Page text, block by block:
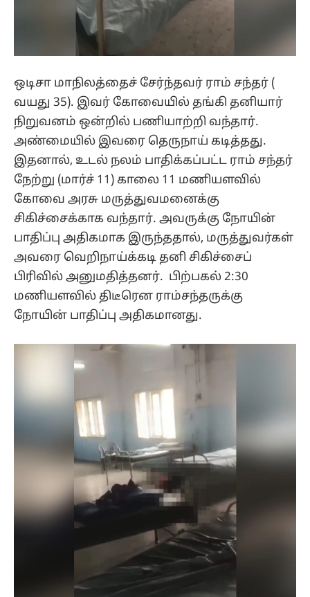
ஒடிசா மாநிலத்தைச் சேர்ந்தவர் ராம் சந்தர் (
வயது 35). இவர் கோவையில் தங்கி தனியார்
நிறுவனம் ஒன்றில் பணியாற்றி வந்தார்.
அண்மையில் இவரை தெருநாய் கடித்தது.
இதனால், உடல் நலம் பாதிக்கப்பட்ட ராம் சந்தர்
நேற்று (மார்ச் 11) காலை 11 மணியளவில்
கோவை அரசு மருத்துவமனைக்கு
சிகிச்சைக்காக வந்தார். அவருக்கு நோயின்
பாதிப்பு அதிகமாக இருந்ததால், மருத்துவர்கள்
அவரை வெறிநாய்க்கடி தனி சிகிச்சைப்
பிரிவில் அனுமதித்தனர். பிற்பகல் 2:30
மணியளவில் திடீரென ராம்சந்தருக்கு
நோயின் பாதிப்பு அதிகமானது.